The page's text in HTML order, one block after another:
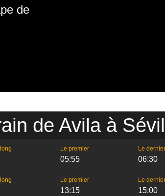
de
de Avila à
Le premier
05:55
Le dernier
06:30
Le premier
13:15
Le dernier
15:00